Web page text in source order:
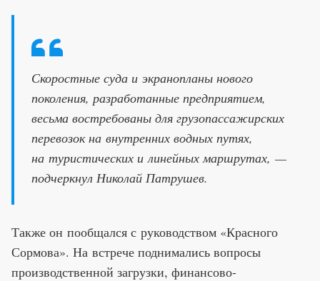
Скоростные суда и экранопланы нового
поколения, разработанные предприятием,
весьма востребованы для грузопассажирских
перевозок на внутренних водных путях,
на туристических и линейных маршрутах, —
подчеркнул Николай Патрушев.
Также он пообщался с руководством «Красного
Сормова». На встрече поднимались вопросы
производственной загрузки, финансово-